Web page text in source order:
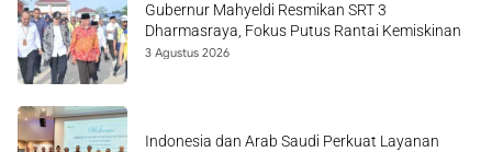
Gubernur Mahyeldi Resmikan SRT 3
Dharmasraya, Fokus Putus Rantai Kemiskinan
3 Agustus 2026
Indonesia dan Arab Saudi Perkuat Layanan